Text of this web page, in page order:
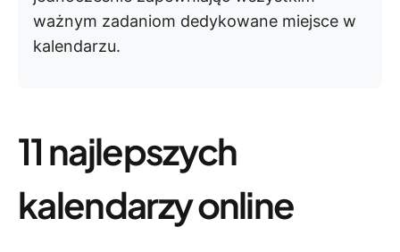
ważnym zadaniom dedykowane miejsce w
kalendarzu.
11 najlepszych
kalendarzy online